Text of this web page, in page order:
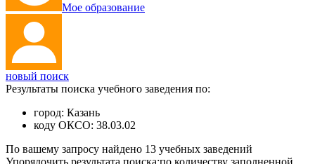
Мое образование
новый поиск
Результаты поиска учебного заведения по:
город: Казань
коду ОКСО: 38.03.02
По вашему запросу найдено 13 учебных заведений
Упорядочить результата поиска:по количеству заполненной